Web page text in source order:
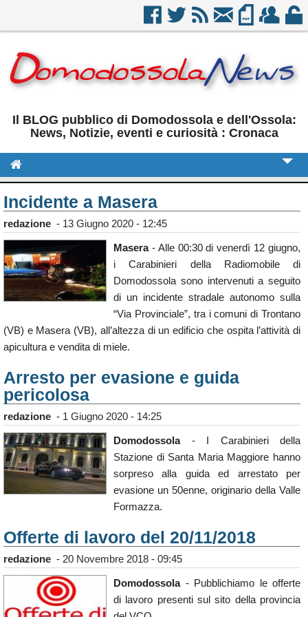
Il BLOG pubblico di Domodossola e dell'Ossola:
News, Notizie, eventi e curiosità : Cronaca
Sport
Eventi
Rubriche
Annunci
Incidente a Masera
redazione - 13 Giugno 2020 - 12:45
Masera- Alle 00:30 di venerdì 12 giugno,
i Carabinieri della Radiomobile di
Domodossola sono intervenuti a seguito
di un incidente stradale autonomo sulla
“Via Provinciale”, tra i comuni di Trontano
(VB) e Masera (VB), all’altezza di un edificio che ospita l’attività di
apicultura e vendita di miele.
Arresto per evasione e guida
pericolosa
redazione - 1 Giugno 2020 - 14:25
Domodossola- I Carabinieri della
Stazione di Santa Maria Maggiore hanno
sorpreso alla guida ed arrestato per
evasione un 50enne, originario della Valle
Formazza.
Offerte di lavoro del 20/11/2018
redazione - 20 Novembre 2018 - 09:45
Domodossola- Pubblichiamo le offerte
di lavoro presenti sul sito della provincia